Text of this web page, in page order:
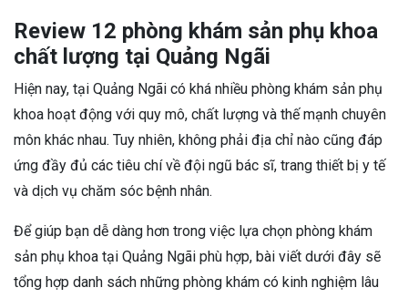
Review 12 phòng khám sản phụ khoa
chất lượng tại Quảng Ngãi
Hiện nay, tại Quảng Ngãi có khá nhiều phòng khám sản phụ
khoa hoạt động với quy mô, chất lượng và thế mạnh chuyên
môn khác nhau. Tuy nhiên, không phải địa chỉ nào cũng đáp
ứng đầy đủ các tiêu chí về đội ngũ bác sĩ, trang thiết bị y tế
và dịch vụ chăm sóc bệnh nhân.
Để giúp bạn dễ dàng hơn trong việc lựa chọn phòng khám
sản phụ khoa tại Quảng Ngãi phù hợp, bài viết dưới đây sẽ
tổng hợp danh sách những phòng khám có kinh nghiệm lâu